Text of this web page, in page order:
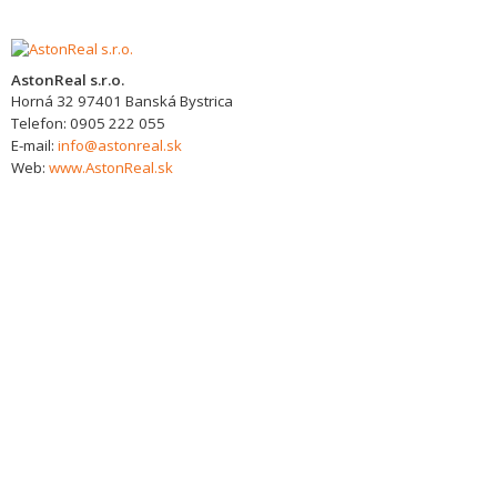
AstonReal s.r.o.
Horná 32 97401 Banská Bystrica
Telefon: 0905 222 055
E-mail: info@astonreal.sk
Web: www.AstonReal.sk